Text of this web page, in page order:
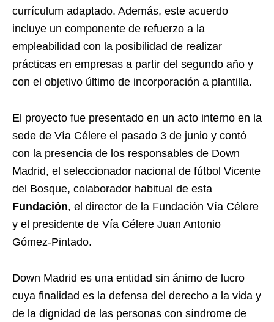
currículum adaptado. Además, este acuerdo
incluye un componente de refuerzo a la
empleabilidad con la posibilidad de realizar
prácticas en empresas a partir del segundo año y
con el objetivo último de incorporación a plantilla.
El proyecto fue presentado en un acto interno en la
sede de Vía Célere el pasado 3 de junio y contó
con la presencia de los responsables de Down
Madrid, el seleccionador nacional de fútbol Vicente
del Bosque, colaborador habitual de esta
Fundación, el director de la Fundación Vía Célere
y el presidente de Vía Célere Juan Antonio
Gómez-Pintado.
Down Madrid es una entidad sin ánimo de lucro
cuya finalidad es la defensa del derecho a la vida y
de la dignidad de las personas con síndrome de